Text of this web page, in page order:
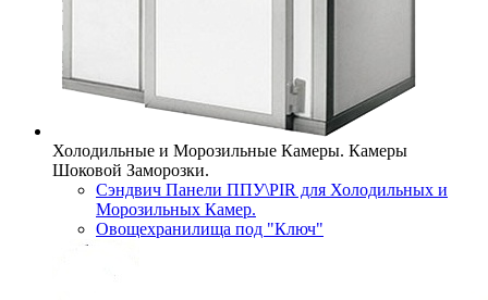
Холодильные и Морозильные Камеры. Камеры
Шоковой Заморозки.
Сэндвич Панели ППУ\PIR для Холодильных и
Морозильных Камер.
Овощехранилища под "Ключ"